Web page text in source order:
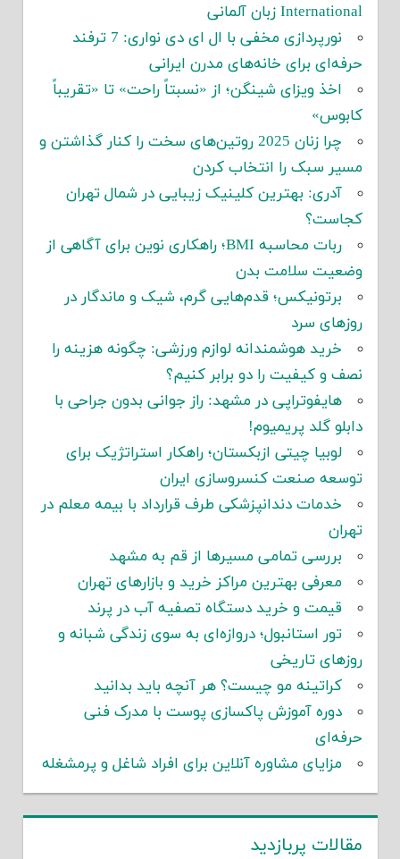
International زبان آلمانی
نورپردازی مخفی با ال ای دی نواری: 7 ترفند
حرفه‌ای برای خانه‌های مدرن ایرانی
اخذ ویزای شینگن؛ از «نسبتاً راحت» تا «تقریباً
کابوس»
چرا زنان 2025 روتین‌های سخت را کنار گذاشتن و
مسیر سبک را انتخاب کردن
آدری: بهترین کلینیک زیبایی در شمال تهران
کجاست؟
ربات محاسبه BMI؛ راهکاری نوین برای آگاهی از
وضعیت سلامت بدن
برتونیکس؛ قدم‌هایی گرم، شیک و ماندگار در
روزهای سرد
خرید هوشمندانه لوازم ورزشی: چگونه هزینه را
نصف و کیفیت را دو برابر کنیم؟
هایفوتراپی در مشهد: راز جوانی بدون جراحی با
دابلو گلد پریمیوم!
لوبیا چیتی ازبکستان؛ راهکار استراتژیک برای
توسعه صنعت کنسروسازی ایران
خدمات دندانپزشکی طرف قرارداد با بیمه معلم در
تهران
بررسی تمامی مسیرها از قم به مشهد
معرفی بهترین مراکز خرید و بازارهای تهران
قیمت و خرید دستگاه تصفیه آب در پرند
تور استانبول؛ دروازه‌ای به سوی زندگی شبانه و
روزهای تاریخی
کراتینه مو چیست؟ هر آنچه باید بدانید
دوره آموزش پاکسازی پوست با مدرک فنی
حرفه‌ای
مزایای مشاوره آنلاین برای افراد شاغل و پرمشغله
مقالات پربازدید